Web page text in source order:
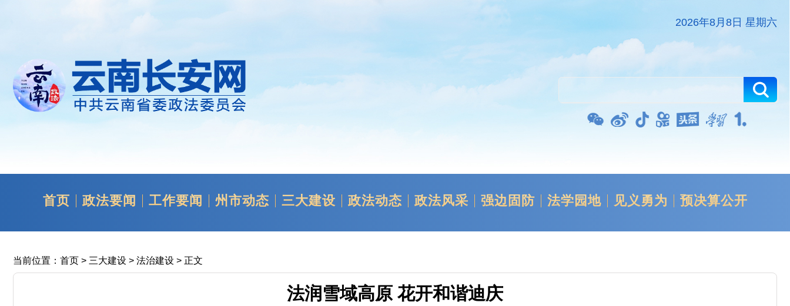
2026年8月8日 星期六
首页 政法要闻 工作要闻 州市动态 三大建设 政法动态 政法风采 强边固防 法学园地 见义勇为 预决算公开
当前位置： 首页 > 三大建设 > 法治建设 > 正文
法润雪域高原 花开和谐迪庆